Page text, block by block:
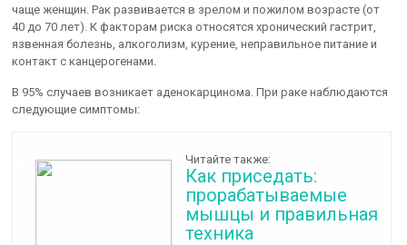
чаще женщин. Рак развивается в зрелом и пожилом возрасте (от
40 до 70 лет). К факторам риска относятся хронический гастрит,
язвенная болезнь, алкоголизм, курение, неправильное питание и
контакт с канцерогенами.
В 95% случаев возникает аденокарцинома. При раке наблюдаются
следующие симптомы:
Читайте также:
Как приседать:
прорабатываемые
мышцы и правильная
техника